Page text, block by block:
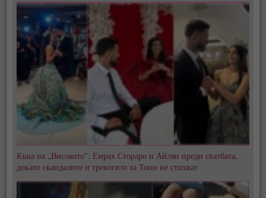
Къна на „Високото": Емрах Стораро и Айлян преди сватбата,
докато скандалите и тревогите за Тони не стихват